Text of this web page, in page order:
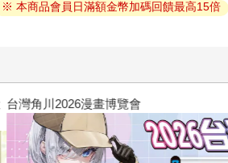
※ 本商品會員日滿額金幣加碼回饋最高15倍
關於我轉生變成史萊姆這檔事